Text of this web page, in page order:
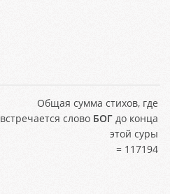
Общая сумма стихов, где
встречается слово БОГ до конца
этой суры
= 117194